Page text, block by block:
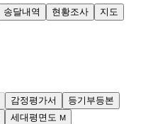
송달내역 현황조사
지도
감정평가서
등기부등본
세대평면도 M